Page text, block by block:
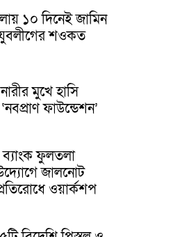
১০ দিনেই জামিন
শওকত
মুখে হাসি
ফাউন্ডেশন’
ব্যাংক ফুলতলা
জালনোট
ওয়ার্কশপ